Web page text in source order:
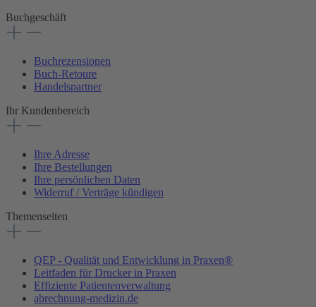
Buchgeschäft
Buchrezensionen
Buch-Retoure
Handelspartner
Ihr Kundenbereich
Ihre Adresse
Ihre Bestellungen
Ihre persönlichen Daten
Widerruf / Verträge kündigen
Themenseiten
QEP - Qualität und Entwicklung in Praxen®
Leitfaden für Drucker in Praxen
Effiziente Patientenverwaltung
abrechnung-medizin.de